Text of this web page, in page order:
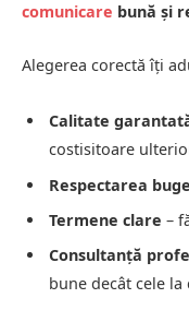
comunicare bună și
Alegerea corectă îți
Calitate
costisitoare
Respectarea
Termene clare –
Consultanță
bune decât cele